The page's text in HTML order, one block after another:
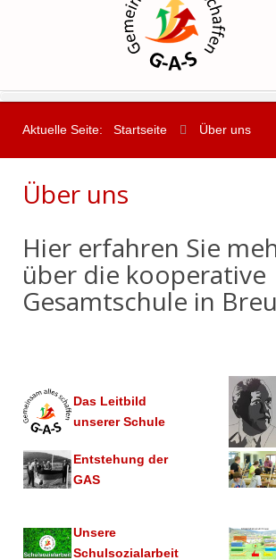
Aktuelle Seite: Startseite Über uns
Über uns
Hier erfahren Sie
über die kooperative
Gesamtschule in
Das Leitbild
unserer Schule
Entstehung der
GAS
Unsere
Schulsozialarbeit